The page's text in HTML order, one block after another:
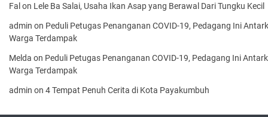
Falon Lele Ba Salai, Usaha Ikan Asap yang Berawal Dari Tungku Kecil
admin on Peduli Petugas Penanganan COVID-19, Pedagang Ini
Warga Terdampak
Melda on Peduli Petugas Penanganan COVID-19, Pedagang Ini
Warga Terdampak
admin on 4 Tempat Penuh Cerita di Kota Payakumbuh